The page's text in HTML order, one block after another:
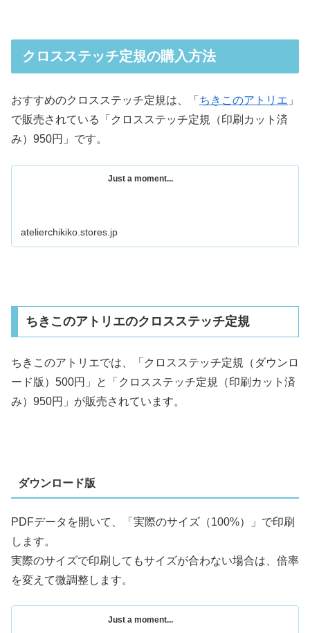
クロスステッチ定規の購入方法
おすすめのクロスステッチ定規は、「 ちきこのアトリエ 」
で販売されている「クロスステッチ定規（印刷カット済
み）950円」です。
Just a moment...
atelierchikiko.stores.jp
ちきこのアトリエのクロスステッチ定規
ちきこのアトリエでは、「クロスステッチ定規（ダウンロ
ード版）500円」と「クロスステッチ定規（印刷カット済
み）950円」が販売されています。
ダウンロード版
PDFデータを開いて、「実際のサイズ（100%）」で印刷
します。
実際のサイズで印刷してもサイズが合わない場合は、倍率
を変えて微調整します。
Just a moment...